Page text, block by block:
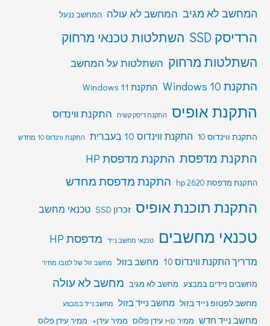
המחשב לא מגיב המחשב לא עולה המחשב ננעל
הרדיסק SSD
השתלטות טכנאי מרחוק
השתלטות מרחוק השתלטות על המחשב
התקנת Windows 10 התקנת Windows 11
התקנת אופיס התקנת דיסק קשיח התקנת ווינדוס
התקנת ווינדוס 10 התקנת ווינדוס 10 בעברית התקנת ווינדוס 10 מחדש
התקנת מדפסת התקנת מדפסת HP
התקנת מדפסת hp 2620 התקנת מדפסת מחדש
התקנת תוכנת אופיס זכרון SSD טכנאי מחשב
טכנאי מחשבים טכנאי מחשב נייד מדפסת HP
מדריך התקנת ווינדוס 10 מחשב בזול מחשב זול של לנובו מחיר
מחשבים ניידים במבצע מחשב לא מגיב מחשב לא עולה
מחשב לפטופ נייד בזול מחשב נייד בזול מחשב נייד במבצע
מחשב נייד חדש ממיר HD עידן פלוס ממיר עידן+ ממיר עידן פלוס